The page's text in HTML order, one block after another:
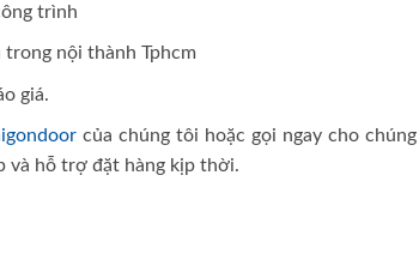
trình
nội thành Tphcm
giá.
của chúng tôi hoặc gọi ngay cho
và hỗ trợ đặt hàng kịp thời.